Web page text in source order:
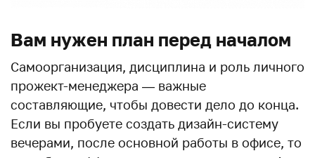
Вам нужен план перед началом
Самоорганизация, дисциплина и роль личного
прожект-менеджера — важные
составляющие, чтобы довести дело до конца.
Если вы пробуете создать дизайн-систему
вечерами, после основной работы в офисе, то